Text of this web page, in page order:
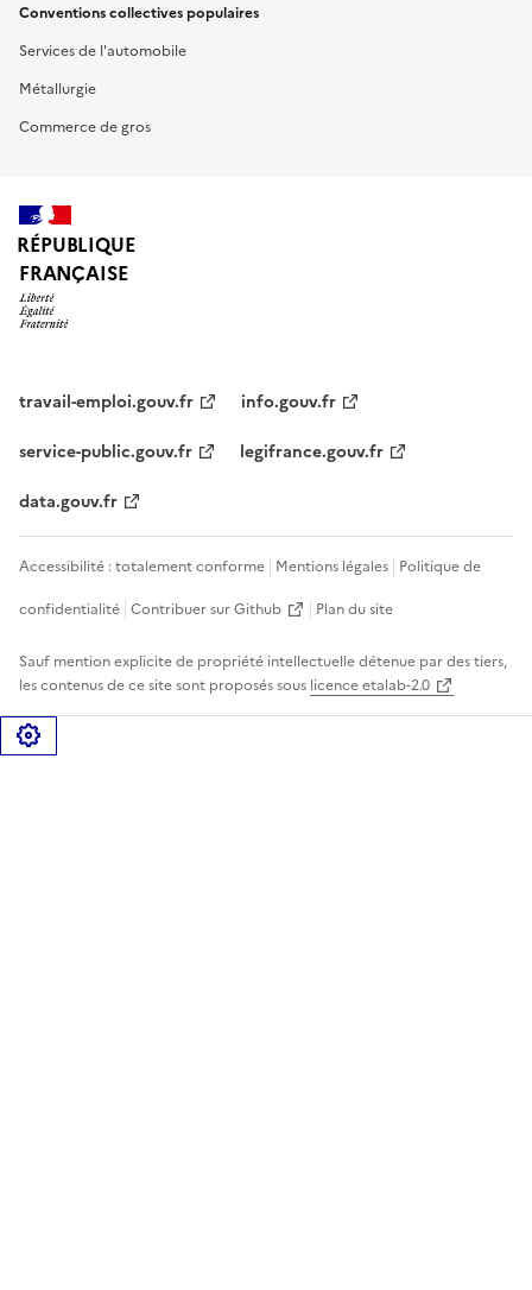
Conventions collectives populaires
Services de l'automobile
Métallurgie
Commerce de gros
RÉPUBLIQUE
FRANÇAISE
travail-emploi.gouv.fr
info.gouv.fr
service-public.gouv.fr
legifrance.gouv.fr
data.gouv.fr
Accessibilité : totalement conforme Mentions légales Politique de
confidentialité Contribuer sur Github Plan du site
Sauf mention explicite de propriété intellectuelle détenue par des tiers,
les contenus de ce site sont proposés sous licence etalab-2.0
Gérer les cookies